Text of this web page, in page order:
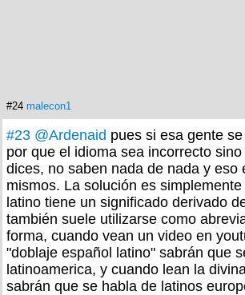
#24 malecon1
#23 @Ardenaid pues si esa gente
por que el idioma sea incorrecto
dices, no saben nada de nada y eso
mismos. La solución es
latino tiene un significado derivado
también suele utilizarse como
forma, cuando vean un video en
"doblaje español latino" sabrán que
latinoamerica, y cuando lean la
sabrán que se habla de latinos